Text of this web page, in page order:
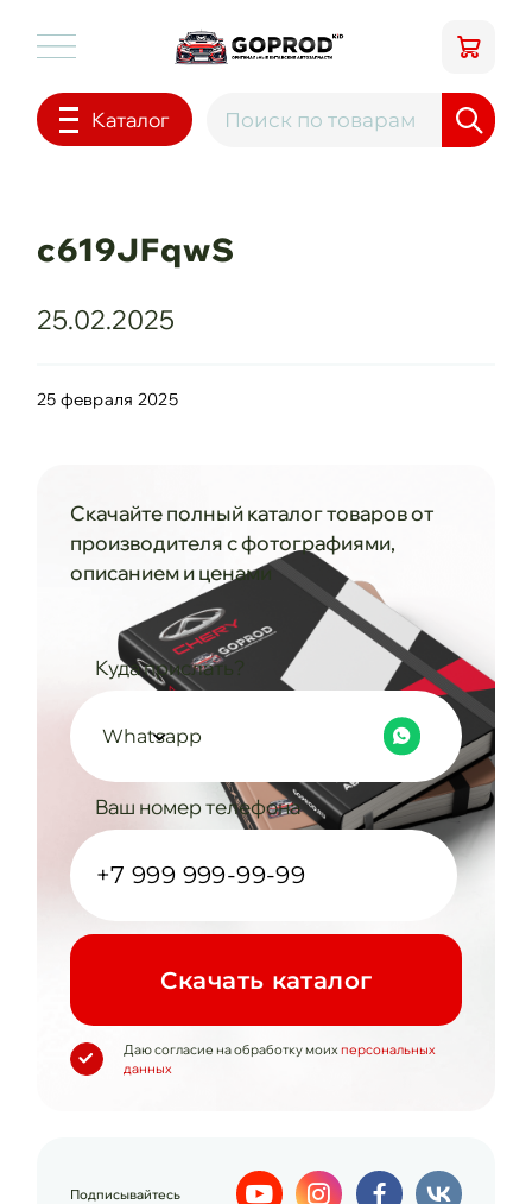
Каталог
c619JFqwS
25.02.2025
25 февраля 2025
Скачайте полный каталог товаров от
производителя с фотографиями,
описанием и ценами
Куда прислать?
Whatsapp
Ваш номер телефона
Cкачать каталог
Даю согласие на обработку моих персональных
данных
Подписывайтесь